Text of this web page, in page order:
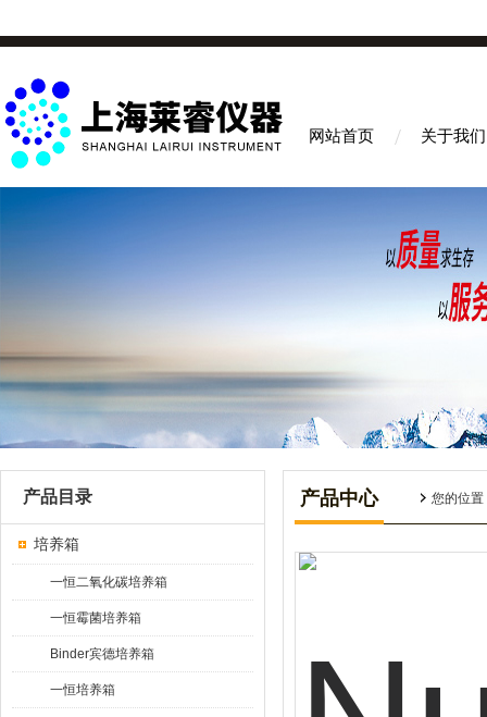
网站首页 关于我们
产品目录
培养箱
一恒二氧化碳培养箱
一恒霉菌培养箱
Binder宾德培养箱
一恒培养箱
产品中心 您的位置